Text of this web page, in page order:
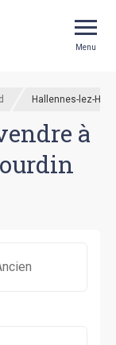
Menu
Hallennes-lez-
à